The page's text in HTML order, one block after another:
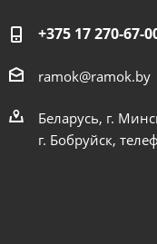
+375 17 270-67-
ramok@ramok.by
Беларусь, г.
г. Бобруйск,